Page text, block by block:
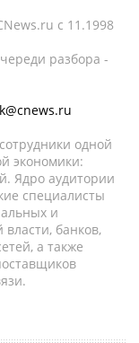
c 11.1998
разбора -
одной
экономики:
Ядро аудитории
специалисты
и
власти, банков,
а также